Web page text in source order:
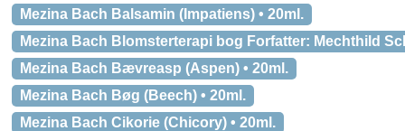
Mezina Bach Balsamin (Impatiens) • 20ml.
Mezina Bach Blomsterterapi bog Forfatter: Mechthild
Mezina Bach Bævreasp (Aspen) • 20ml.
Mezina Bach Bøg (Beech) • 20ml.
Mezina Bach Cikorie (Chicory) • 20ml.